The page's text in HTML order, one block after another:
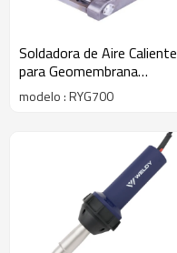
Soldadora de Aire Caliente
para Geomembrana
RYG700
modelo : RYG700